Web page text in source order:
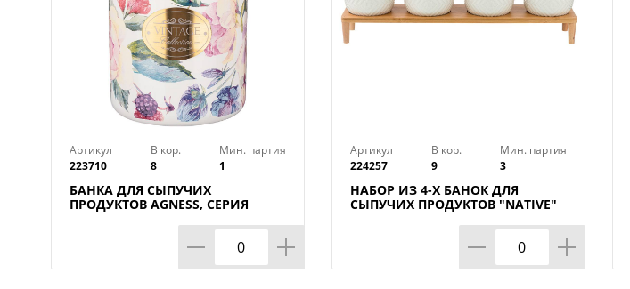
Артикул
223710
В кор.
8
Мин. партия
1
БАНКА ДЛЯ СЫПУЧИХ
ПРОДУКТОВ AGNESS, СЕРИЯ
Артикул
224257
В кор.
9
Мин. партия
3
НАБОР ИЗ 4-Х БАНОК ДЛЯ
СЫПУЧИХ ПРОДУКТОВ "NATIVE"